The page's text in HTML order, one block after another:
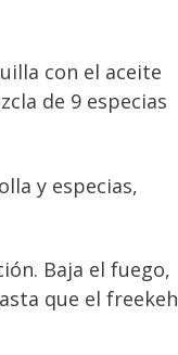
con el aceite
de 9 especias
y especias,
Baja el fuego,
que el freekeh